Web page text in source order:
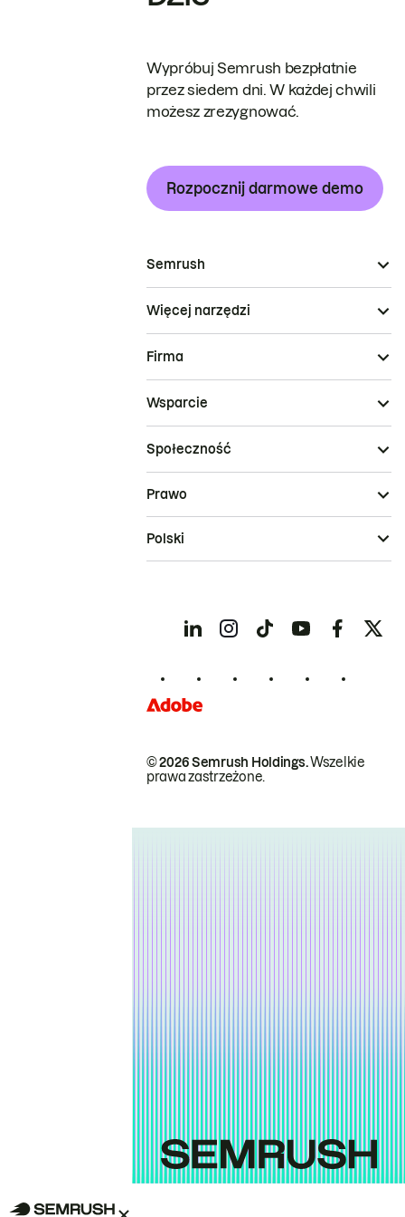
Wypróbuj Semrush bezpłatnie
przez siedem dni. W każdej chwili
możesz zrezygnować.
Rozpocznij darmowe demo
Semrush
Więcej narzędzi
Firma
Wsparcie
Społeczność
© 2026 Semrush Holdings.Wszelkie
prawa zastrzeżone.
Prawo
Polski